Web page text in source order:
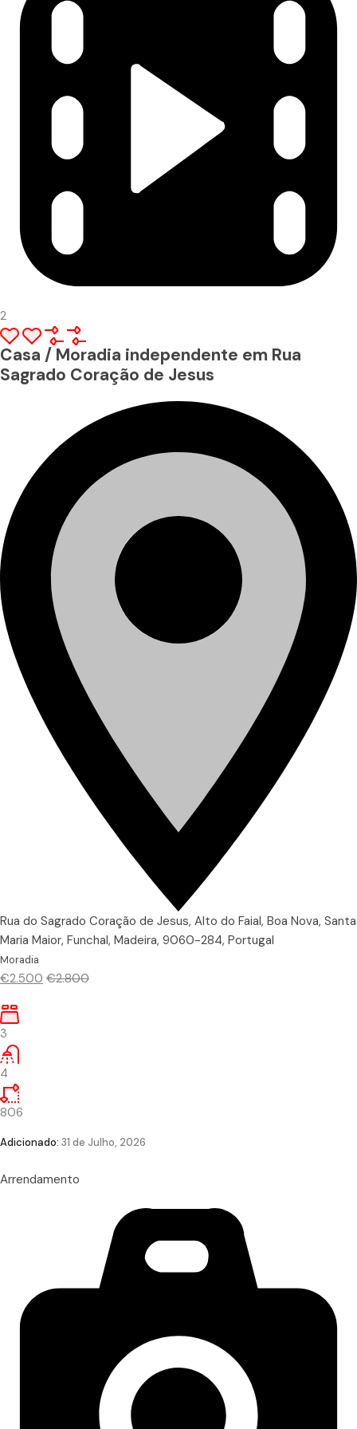
2
Casa / Moradia independente em Rua
Sagrado Coração de Jesus
Rua do Sagrado Coração de Jesus, Alto do Faial, Boa Nova, Santa
Maria Maior, Funchal, Madeira, 9060-284, Portugal
Moradia
€2.500 €2.800
3
4
806
Adicionado: 31 de Julho, 2026
Arrendamento